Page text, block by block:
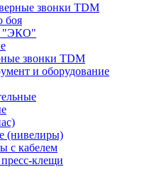
звонки TDM
боя
"ЭКО"
звонки TDM
и оборудование
(нивелиры)
с кабелем
клещи